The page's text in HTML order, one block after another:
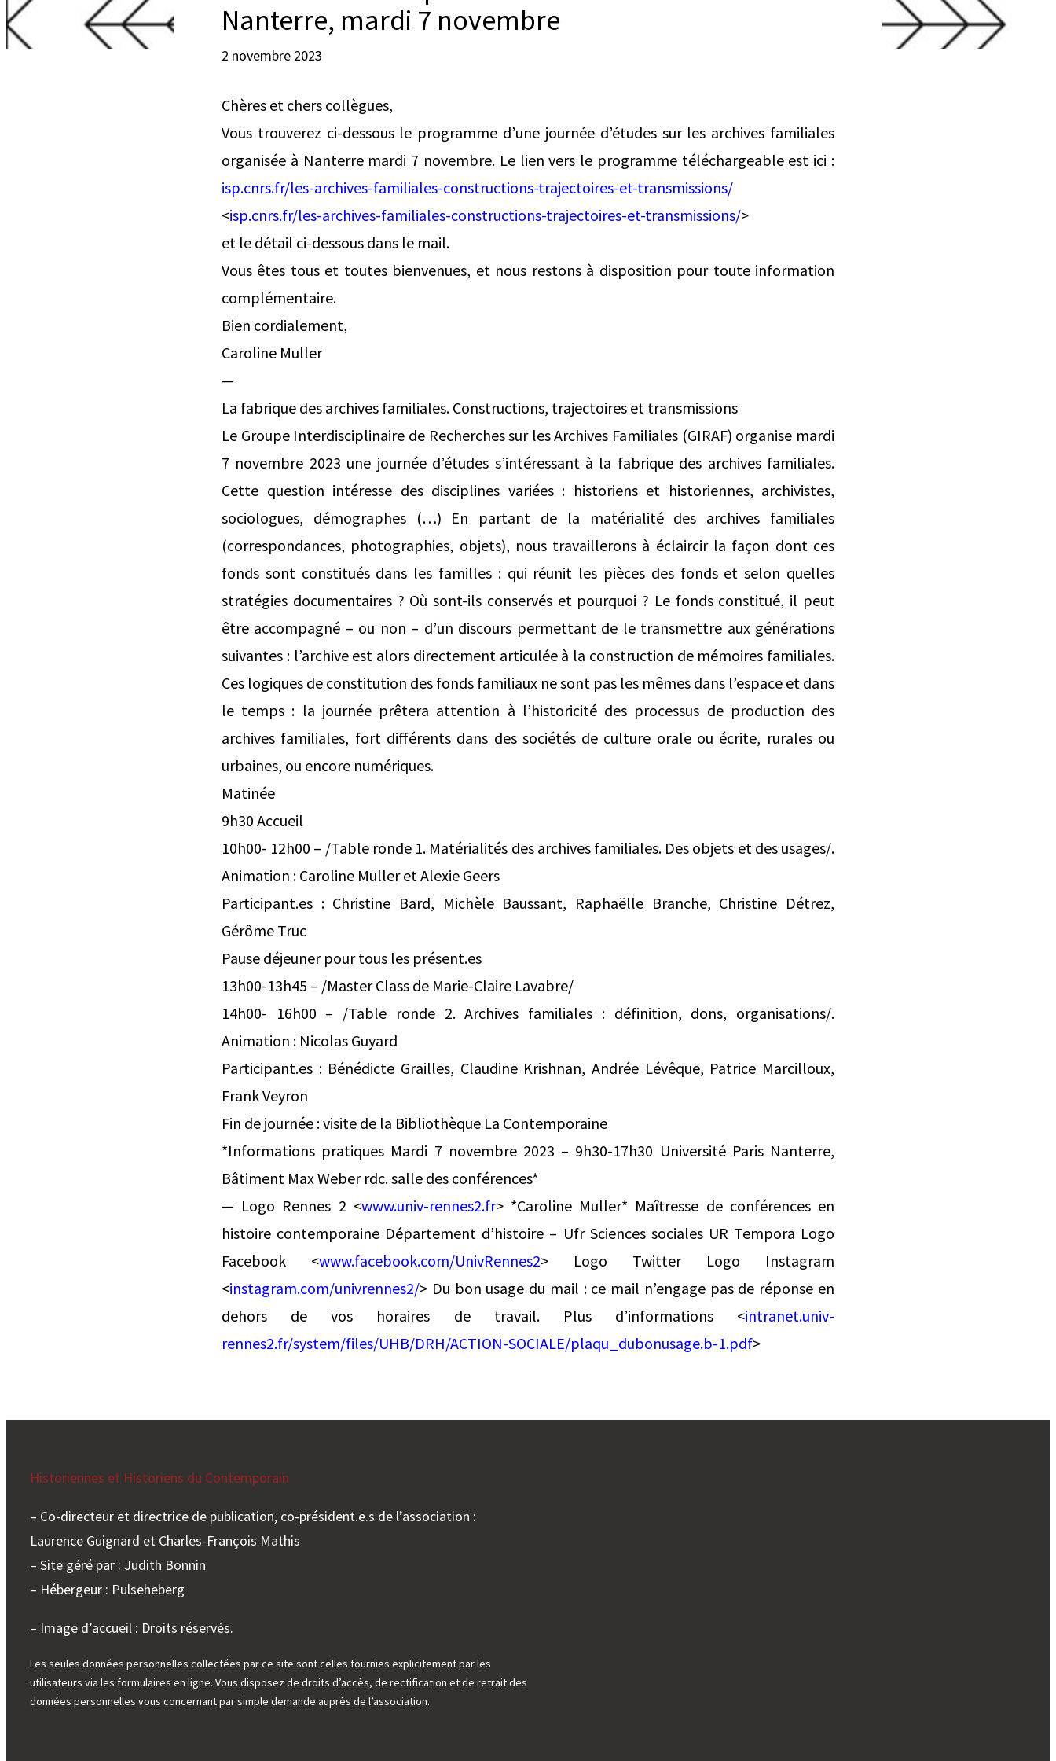
Nanterre, mardi 7 novembre
2 novembre 2023
Chères et chers collègues,
Vous trouverez ci-dessous le programme d’une journée d’études sur les archives familiales
organisée à Nanterre mardi 7 novembre. Le lien vers le programme téléchargeable est ici :
isp.cnrs.fr/les-archives-familiales-constructions-trajectoires-et-transmissions/
<isp.cnrs.fr/les-archives-familiales-constructions-trajectoires-et-transmissions/>
et le détail ci-dessous dans le mail.
Vous êtes tous et toutes bienvenues, et nous restons à disposition pour toute information
complémentaire.
Bien cordialement,
Caroline Muller
—
La fabrique des archives familiales. Constructions, trajectoires et transmissions
Le Groupe Interdisciplinaire de Recherches sur les Archives Familiales (GIRAF) organise mardi
7 novembre 2023 une journée d’études s’intéressant à la fabrique des archives familiales.
Cette question intéresse des disciplines variées : historiens et historiennes, archivistes,
sociologues, démographes (…) En partant de la matérialité des archives familiales
(correspondances, photographies, objets), nous travaillerons à éclaircir la façon dont ces
fonds sont constitués dans les familles : qui réunit les pièces des fonds et selon quelles
stratégies documentaires ? Où sont-ils conservés et pourquoi ? Le fonds constitué, il peut
être accompagné – ou non – d’un discours permettant de le transmettre aux générations
suivantes : l’archive est alors directement articulée à la construction de mémoires familiales.
Ces logiques de constitution des fonds familiaux ne sont pas les mêmes dans l’espace et dans
le temps : la journée prêtera attention à l’historicité des processus de production des
archives familiales, fort différents dans des sociétés de culture orale ou écrite, rurales ou
urbaines, ou encore numériques.
Matinée
9h30 Accueil
10h00- 12h00 – /Table ronde 1. Matérialités des archives familiales. Des objets et des usages/.
Animation : Caroline Muller et Alexie Geers
Participant.es : Christine Bard, Michèle Baussant, Raphaëlle Branche, Christine Détrez,
Gérôme Truc
Pause déjeuner pour tous les présent.es
13h00-13h45 – /Master Class de Marie-Claire Lavabre/
14h00- 16h00 – /Table ronde 2. Archives familiales : définition, dons, organisations/.
Animation : Nicolas Guyard
Participant.es : Bénédicte Grailles, Claudine Krishnan, Andrée Lévêque, Patrice Marcilloux,
Frank Veyron
Fin de journée : visite de la Bibliothèque La Contemporaine
*Informations pratiques Mardi 7 novembre 2023 – 9h30-17h30 Université Paris Nanterre,
Bâtiment Max Weber rdc. salle des conférences*
— Logo Rennes 2 <www.univ-rennes2.fr> *Caroline Muller* Maîtresse de conférences en
histoire contemporaine Département d’histoire – Ufr Sciences sociales UR Tempora Logo
Facebook <www.facebook.com/UnivRennes2> Logo Twitter Logo Instagram
<instagram.com/univrennes2/> Du bon usage du mail : ce mail n’engage pas de réponse en
dehors de vos horaires de travail. Plus d’informations <intranet.univ-
rennes2.fr/system/files/UHB/DRH/ACTION-SOCIALE/plaqu_dubonusage.b-1.pdf>
Historiennes et Historiens du Contemporain
– Co-directeur et directrice de publication, co-président.e.s de l’association :
Laurence Guignard et Charles-François Mathis
– Site géré par : Judith Bonnin
– Hébergeur : Pulseheberg
– Image d’accueil : Droits réservés.
Les seules données personnelles collectées par ce site sont celles fournies explicitement par les
utilisateurs via les formulaires en ligne. Vous disposez de droits d’accès, de rectification et de retrait des
données personnelles vous concernant par simple demande auprès de l’association.